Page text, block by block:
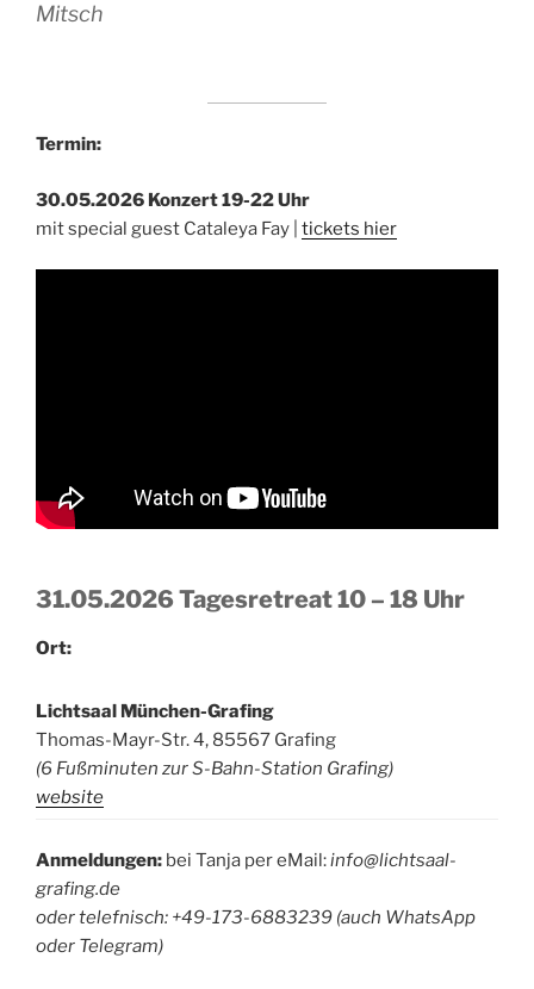
Mitsch
Termin:
30.05.2026 Konzert 19-22 Uhr
mit special guest Cataleya Fay | tickets hier
31.05.2026 Tagesretreat 10 – 18 Uhr
Ort:
Lichtsaal München-Grafing
Thomas-Mayr-Str. 4, 85567 Grafing
(6 Fußminuten zur S-Bahn-Station Grafing)
website
Anmeldungen: bei Tanja per eMail:info@lichtsaal-
grafing.de
oder telefnisch: +49-173-6883239 (auch WhatsApp
oder Telegram)